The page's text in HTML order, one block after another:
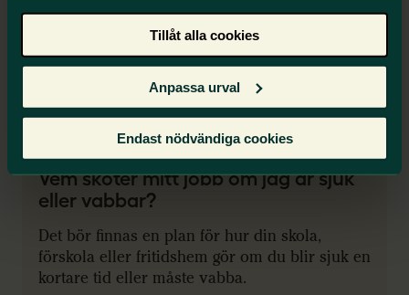
Tillåt alla cookies
Anpassa urval
Endast nödvändiga cookies
Vem sköter mitt jobb om jag är sjuk
eller vabbar?
Det bör finnas en plan för hur din skola,
förskola eller fritidshem gör om du blir sjuk en
kortare tid eller måste vabba.